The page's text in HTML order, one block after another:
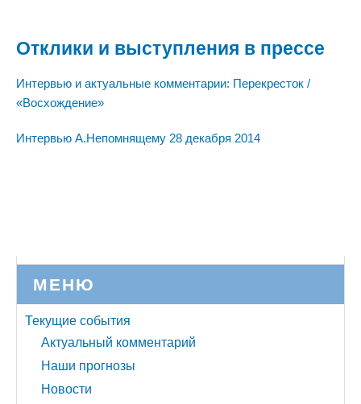
Отклики и выступления в прессе
Интервью и актуальные комментарии: Перекресток /
«Восхождение»
Интервью А.Непомнящему 28 декабря 2014
МЕНЮ
Текущие события
Актуальный комментарий
Наши прогнозы
Новости